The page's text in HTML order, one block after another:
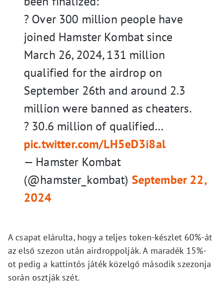
? Over 300 million people have
joined Hamster Kombat since
March 26, 2024, 131 million
qualified for the airdrop on
September 26th and around 2.3
million were banned as cheaters.
? 30.6 million of qualified…
pic.twitter.com/LH5eD3i8al
— Hamster Kombat
(@hamster_kombat) September 22,
2024
A csapat elárulta, hogy a teljes token-készlet 60%-át
az első szezon után airdroppolják. A maradék 15%-
ot pedig a kattintós játék közelgő második szezonja
során osztják szét.